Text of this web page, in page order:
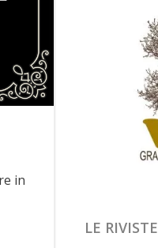
in
LE RIVISTE